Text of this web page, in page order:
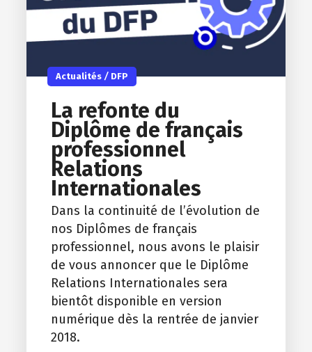
Actualités/ DFP
La refonte du
Diplôme de français
professionnel
Relations
Internationales
Dans la continuité de l’évolution de
nos Diplômes de français
professionnel, nous avons le plaisir
de vous annoncer que le Diplôme
Relations Internationales sera
bientôt disponible en version
numérique dès la rentrée de janvier
2018.